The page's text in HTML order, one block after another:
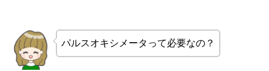
パルスオキシメータって必要なの？